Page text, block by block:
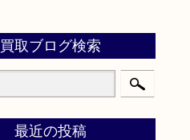
買取ブログ検索
最近の投稿